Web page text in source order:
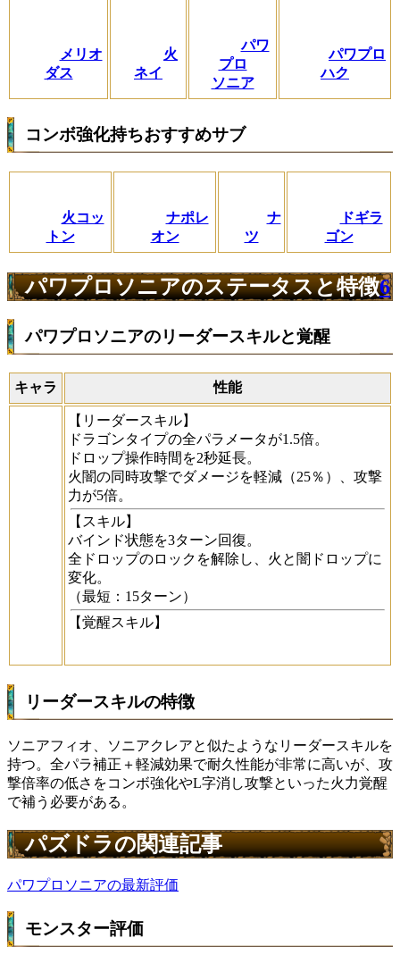
メリオ
ダス
火
ネイ
パワ
プロ
ソニア
パワプロ
ハク
コンボ強化持ちおすすめサブ
火コッ
トン
ナポレ
オン
ナ
ツ
ドギラ
ゴン
パワプロソニアのステータスと特徴6
パワプロソニアのリーダースキルと覚醒
キャラ 性能
【リーダースキル】
ドラゴンタイプの全パラメータが1.5倍。
ドロップ操作時間を2秒延長。
火闇の同時攻撃でダメージを軽減（25％）、攻撃
力が5倍。
【スキル】
バインド状態を3ターン回復。
全ドロップのロックを解除し、火と闇ドロップに
変化。
（最短：15ターン）
【覚醒スキル】
リーダースキルの特徴
ソニアフィオ、ソニアクレアと似たようなリーダースキルを
持つ。全パラ補正＋軽減効果で耐久性能が非常に高いが、攻
撃倍率の低さをコンボ強化やL字消し攻撃といった火力覚醒
で補う必要がある。
パズドラの関連記事
パワプロソニアの最新評価
モンスター評価